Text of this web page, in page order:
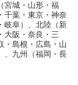
宮城・山形・福
千葉・東京・神奈
岐阜）、北陸（新
大阪・奈良・三
・島根・広島・山
、九州（福岡・長